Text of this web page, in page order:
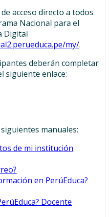
acceso directo a todos
Nacional para el
Digital
my/.
deberán completar
siguiente enlace:
manuales:
de mi institución
en PerúEduca?
? Docente